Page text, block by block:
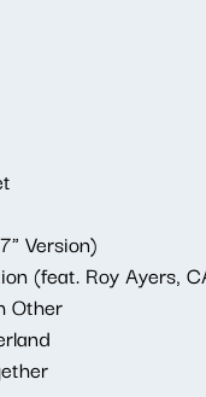
Version)
(feat. Roy Ayers,
Other